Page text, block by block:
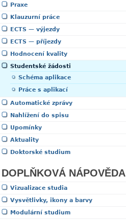
Praxe
Klauzurní práce
ECTS — výjezdy
ECTS — příjezdy
Hodnocení kvality
Studentské žádosti
Schéma aplikace
Práce s aplikací
Automatické zprávy
Nahlížení do spisu
Upomínky
Aktuality
Doktorské studium
DOPLŇKOVÁ NÁPOVĚDA
Vizualizace studia
Vysvětlivky, ikony a barvy
Modulární studium